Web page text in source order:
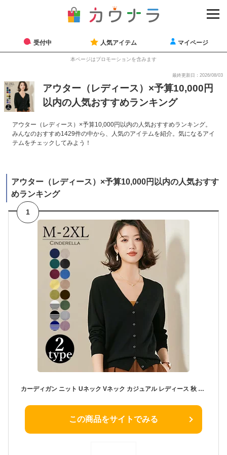
受付中 人気アイテム マイページ
本ページはプロモーションを含みます
最終更新日：2026/08/03
アウター（レディース）×予算10,000円
以内の人気おすすめランキング
アウター（レディース）×予算10,000円以内の人気おすすめランキング。
みんなのおすすめ1429件の中から、人気のアイテムを紹介。気になるアイ
テムをチェックしてみよう！
アウター（レディース）×予算10,000円以内の人気おすす
めランキング
1
カーディガン ニット Uネック Vネック カジュアル レディース 秋 春 冬 ショート丈 きれいめ 通勤 通学 オフィス クロップド丈 柔らかい ゆったり 無地 シンプル 大きいサイズ ゆったり 大人 ママ ベージュ ブラック ブラウン グレー ネイビー ワインレッド 長袖 M L XL 2XL
この商品をサイトでみる